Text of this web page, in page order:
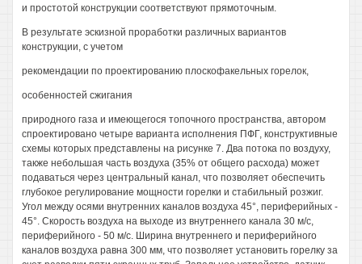
и простотой конструкции соответствуют прямоточным.
В результате эскизной проработки различных вариантов
конструкции, с учетом
рекомендации по проектированию плоскофакельных горелок,
особенностей сжигания
природного газа и имеющегося топочного пространства, автором
спроектировано четыре варианта исполнения ПФГ, конструктивные
схемы которых представлены на рисунке 7. Два потока по воздуху,
также небольшая часть воздуха (35% от общего расхода) может
подаваться через центральный канал, что позволяет обеспечить
глубокое регулирование мощности горелки и стабильный розжиг.
Угол между осями внутренних каналов воздуха 45°, периферийных -
45°. Скорость воздуха на выходе из внутреннего канала 30 м/с,
периферийного - 50 м/с. Ширина внутреннего и периферийного
каналов воздуха равна 300 мм, что позволяет установить горелку за